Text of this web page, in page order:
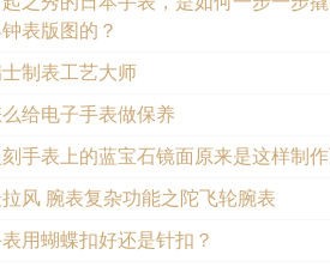
表版图的？
制表工艺大师
给电子手表做保养
手表上的蓝宝石镜面原来是这样制
风 腕表复杂功能之陀飞轮腕表
用蝴蝶扣好还是针扣？